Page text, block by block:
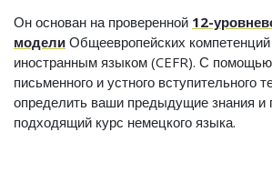
Он основан на проверенной 12-
модели Общеевропейских
иностранным языком (CEFR). С помощью
письменного и устного вступительного
определить ваши предыдущие знания и
подходящий курс немецкого языка.